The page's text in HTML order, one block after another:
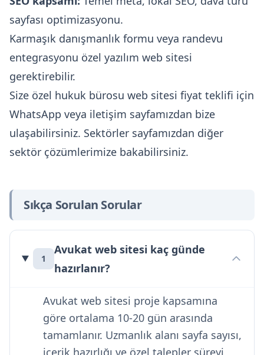
sayfası optimizasyonu.
Karmaşık danışmanlık formu veya randevu
entegrasyonu özel yazılım web sitesi
gerektirebilir.
Size özel hukuk bürosu web sitesi fiyat teklifi için
WhatsApp veya iletişim sayfamızdan bize
ulaşabilirsiniz. Sektörler sayfamızdan diğer
sektör çözümlerimize bakabilirsiniz.
Sıkça Sorulan Sorular
1
Avukat web sitesi kaç günde
hazırlanır?
Avukat web sitesi proje kapsamına
göre ortalama 10-20 gün arasında
tamamlanır. Uzmanlık alanı sayfa sayısı,
içerik hazırlığı ve özel talepler süreyi